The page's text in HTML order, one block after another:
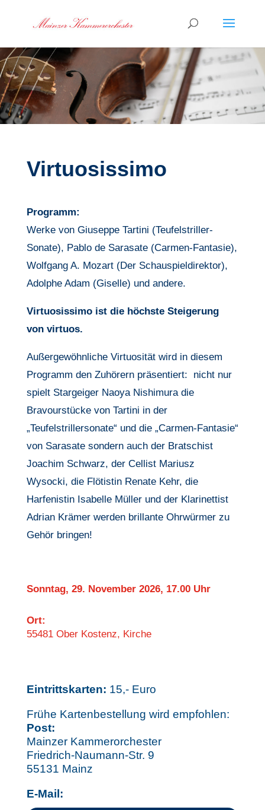
Virtuosissimo
Programm:
Werke von Giuseppe Tartini (Teufelstriller-
Sonate), Pablo de Sarasate (Carmen-Fantasie),
Wolfgang A. Mozart (Der Schauspieldirektor),
Adolphe Adam (Giselle) und andere.
Virtuosissimo ist die höchste Steigerung
von virtuos.
Außergewöhnliche Virtuosität wird in diesem
Programm den Zuhörern präsentiert:
nicht nur
spielt Stargeiger Naoya Nishimura die
Bravourstücke von Tartini in der
„Teufelstrillersonate“ und die „Carmen-Fantasie“
von Sarasate sondern auch der Bratschist
Joachim Schwarz, der Cellist Mariusz
Wysocki, die Flötistin Renate Kehr, die
Harfenistin Isabelle Müller und der Klarinettist
Adrian Krämer werden brillante Ohrwürmer zu
Gehör bringen!
Sonntag, 29. November 2026, 17.00 Uhr
Ort:
55481 Ober Kostenz, Kirche
Eintrittskarten: 15,- Euro
Frühe Kartenbestellung wird empfohlen:
Post:
Mainzer Kammerorchester
Friedrich-Naumann-Str. 9
55131 Mainz
E-Mail: